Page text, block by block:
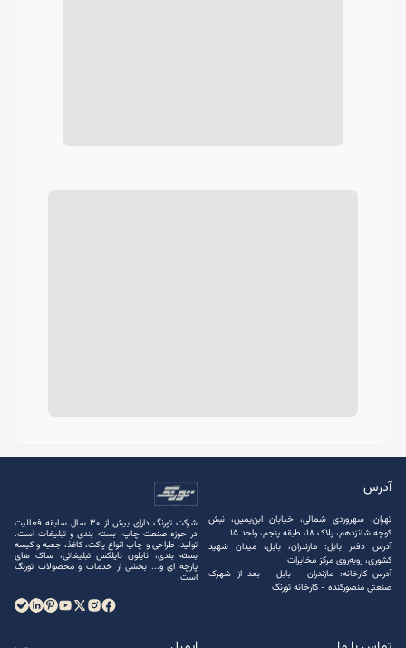
آدرس
تهران، سهروردی شمالی، خیابان ابن‌یمین، نبش
کوچه شانزدهم، پلاک ۱۸، طبقه پنجم، واحد ۱۵
آدرس دفتر بابل: مازندران، بابل، میدان شهید
کشوری، روبه‌روی مرکز مخابرات
آدرس کارخانه: مازندران - بابل - بعد از شهرک
صنعتی منصور‌کنده - کارخانه تورنگ
شرکت تورنگ دارای بیش از 30 سال سابقه فعالیت
در حوزه صنعت چاپ، بسته ‌بندی و تبلیغات است.
تولید، طراحی و چاپ انواع پاکت، کاغذ، جعبه و کیسه
بسته ‌بندی، نایلون نایلکس تبلیغاتی، ساک های
پارچه ‌ای و... بخشی از خدمات و محصولات تورنگ
است.